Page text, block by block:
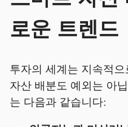
로운 트렌드
투자의 세계는 지속적
자산 배분도 예외는 아
는 다음과 같습니다: